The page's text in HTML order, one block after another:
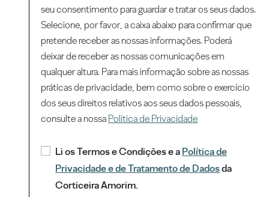
seu consentimento para guardar e tratar os seus dados.
Selecione, por favor, a caixa abaixo para confirmar que
pretende receber as nossas informações. Poderá
deixar de receber as nossas comunicações em
qualquer altura. Para mais informação sobre as nossas
práticas de privacidade, bem como sobre o exercício
dos seus direitos relativos aos seus dados pessoais,
consulte a nossa Política de Privacidade
Li os Termos e Condições e a Política de
Privacidade e de Tratamento de Dadosda
Corticeira Amorim.